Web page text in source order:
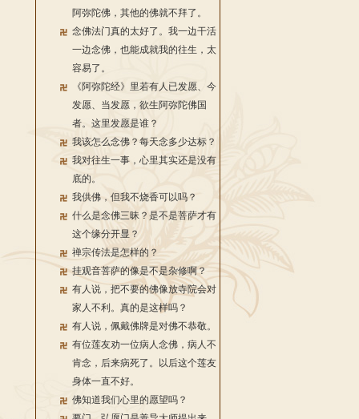
阿弥陀佛，其他的佛就不拜了。
念佛法门真的太好了。我一边干活
一边念佛，也能成就我的往生，太
容易了。
《阿弥陀经》里若有人已发愿、今
发愿、当发愿，欲生阿弥陀佛国
者。这里发愿是谁？
我该怎么念佛？每天念多少达标？
我对往生一事，心里其实还是没有
底的。
我供佛，但我不烧香可以吗？
什么是念佛三昧？是不是菩萨才有
这个缘分开显？
禅宗传法是怎样的？
挂观音菩萨的像是不是杂修啊？
有人说，把不要的佛像放寺院会对
家人不利。真的是这样吗？
有人说，佩戴佛牌是对佛不恭敬。
有位莲友劝一位病人念佛，病人不
肯念，后来病死了。以后这个莲友
身体一直不好。
佛知道我们心里的愿望吗？